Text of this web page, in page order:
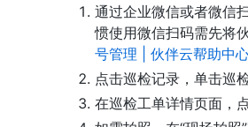
通过企业微信或者微信
惯使用微信扫码需先将
号管理 | 伙伴云帮助中
点击巡检记录，单击巡
在巡检工单详情页面，